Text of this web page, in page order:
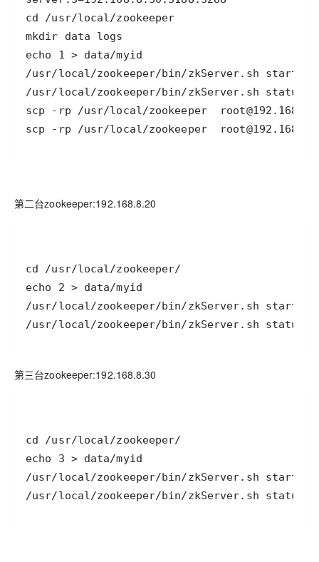
scp -rp /usr/local/zookeeper
第二台zookeeper:192.168.8.20
/usr/local/zookeeper/bin/zkServer.sh status
第三台zookeeper:192.168.8.30
/usr/local/zookeeper/bin/zkServer.sh status